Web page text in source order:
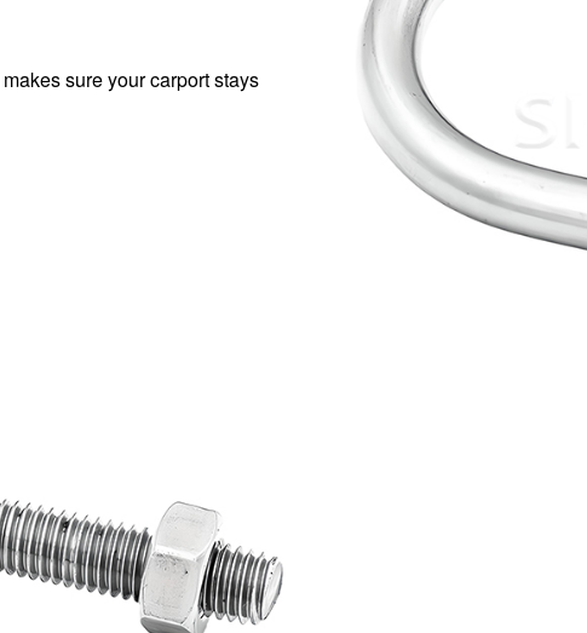
makes sure your carport stays